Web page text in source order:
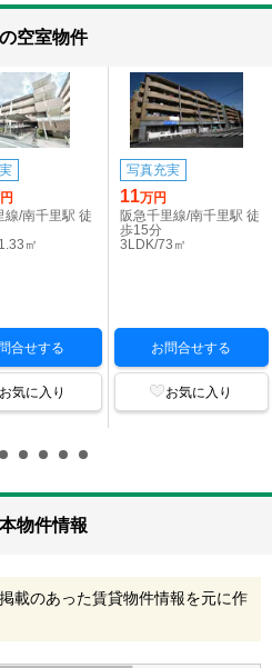
空室物件
線/南千里駅 徒
㎡
合せする
お気に入り
写真充実
11万円
阪急千里線/南千里駅 徒
歩15分
3LDK/73㎡
お問合せする
お気に入り
物件情報
載のあった賃貸物件情報を元に作